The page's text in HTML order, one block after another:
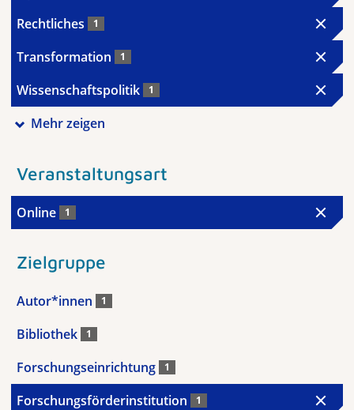
Rechtliches 1
Transformation 1
Wissenschaftspolitik 1
Mehr zeigen
Veranstaltungsart
Online 1
Zielgruppe
Autor*innen 1
Bibliothek 1
Forschungseinrichtung 1
Forschungsförderinstitution 1